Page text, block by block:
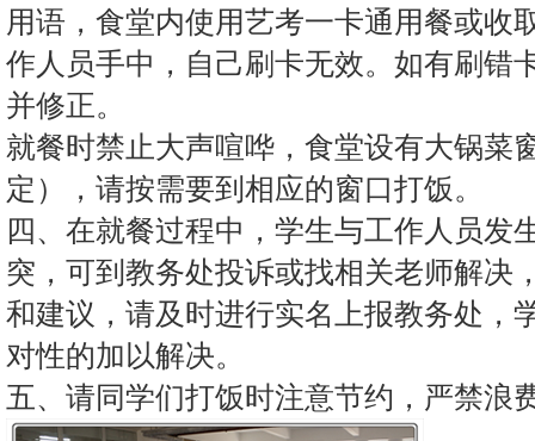
用语，食堂内使用艺考一卡通用餐或收
作人员手中，自己刷卡无效。如有刷错
并修正。
就餐时禁止大声喧哗，食堂设有大锅菜
定），请按需要到相应的窗口打饭。
四、在就餐过程中，学生与工作人员发
突，可到教务处投诉或找相关老师解决
和建议，请及时进行实名上报教务处，
对性的加以解决。
五、请同学们打饭时注意节约，严禁浪